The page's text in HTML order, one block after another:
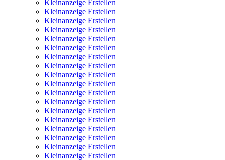
Kleinanzeige Erstellen
Kleinanzeige Erstellen
Kleinanzeige Erstellen
Kleinanzeige Erstellen
Kleinanzeige Erstellen
Kleinanzeige Erstellen
Kleinanzeige Erstellen
Kleinanzeige Erstellen
Kleinanzeige Erstellen
Kleinanzeige Erstellen
Kleinanzeige Erstellen
Kleinanzeige Erstellen
Kleinanzeige Erstellen
Kleinanzeige Erstellen
Kleinanzeige Erstellen
Kleinanzeige Erstellen
Kleinanzeige Erstellen
Kleinanzeige Erstellen